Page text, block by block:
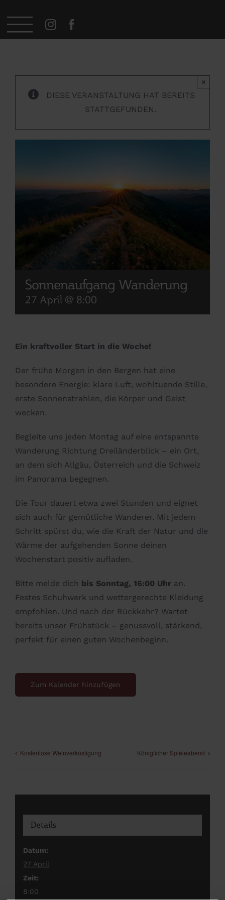
Inhalt
springen
DIESE VERANSTALTUNG HAT BEREITS
STATTGEFUNDEN.
×
Sonnenaufgang Wanderung
27 April @ 8:00
Ein kraftvoller Start in die Woche!
Der frühe Morgen in den Bergen hat eine
besondere Energie: klare Luft, wohltuende Stille,
erste Sonnenstrahlen, die Körper und Geist
wecken.
Begleite uns jeden Montag auf eine entspannte
Wanderung Richtung Dreiländerblick – ein Ort,
an dem sich Allgäu, Österreich und die Schweiz
im Panorama begegnen.
Die Tour dauert etwa zwei Stunden und eignet
sich auch für gemütliche Wanderer. Mit jedem
Schritt spürst du, wie die Kraft der Natur und die
Wärme der aufgehenden Sonne deinen
Wochenstart positiv aufladen.
Bitte melde dich bis Sonntag, 16:00 Uhr an.
Festes Schuhwerk und wettergerechte Kleidung
empfohlen. Und nach der Rückkehr? Wartet
bereits unser Frühstück – genussvoll, stärkend,
perfekt für einen guten Wochenbeginn.
Zum Kalender hinzufügen
Kostenlose Weinverköstigung Königlicher Spieleabend
Details
Datum:
27 April
Zeit:
8:00